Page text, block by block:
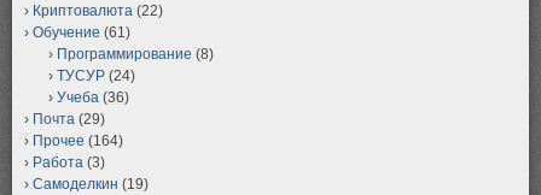
Криптовалюта (22)
Обучение (61)
Программирование (8)
ТУСУР (24)
Учеба (36)
Почта (29)
Прочее (164)
Работа (3)
Самоделкин (19)